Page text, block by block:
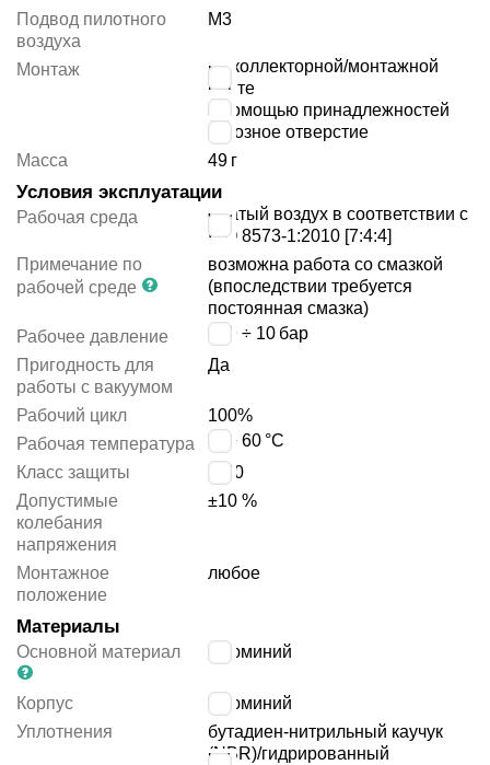
Подвод пилотного
воздуха
M3
Монтаж
на коллекторной/монтажной
плите
с помощью принадлежностей
сквозное отверстие
Масса
49 г
Условия эксплуатации
Рабочая среда
сжатый воздух в соответствии с
ISO 8573-1:2010 [7:4:4]
Примечание по
рабочей среде
возможна работа со смазкой
(впоследствии требуется
постоянная смазка)
Рабочее давление
-0.9 ÷ 10 бар
Пригодность для
работы с вакуумом
Да
Рабочий цикл
100%
Рабочая температура
-5 ÷ 60 °C
Класс защиты
IP40
Допустимые
колебания
напряжения
±10 %
Монтажное
положение
любое
Материалы
Основной материал алюминий
Корпус
алюминий
Уплотнения
бутадиен-нитрильный каучук
(NBR)/гидрированный